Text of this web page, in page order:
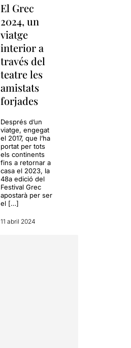
El Grec
2024, un
viatge
interior a
través del
teatre les
amistats
forjades
Després d’un
viatge, engegat
el 2017, que l’ha
portat per tots
els continents
fins a retornar a
casa el 2023, la
48a edició del
Festival Grec
apostarà per ser
el […]
11 abril 2024